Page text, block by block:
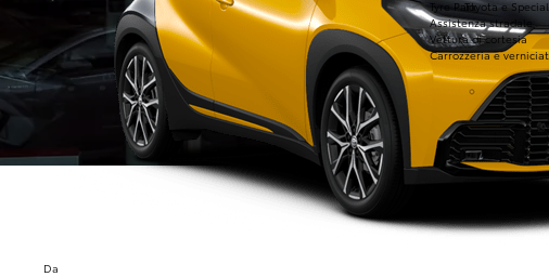
Da
Tyre Park
Assistenza stradale
Vettura di cortesia
Carrozzeria e
Toyota e
A. Corvi Genzano Cina
15013227-9b32-4977-9129-b3f2e5e33ef1
Vendita, Assistenza, Usato